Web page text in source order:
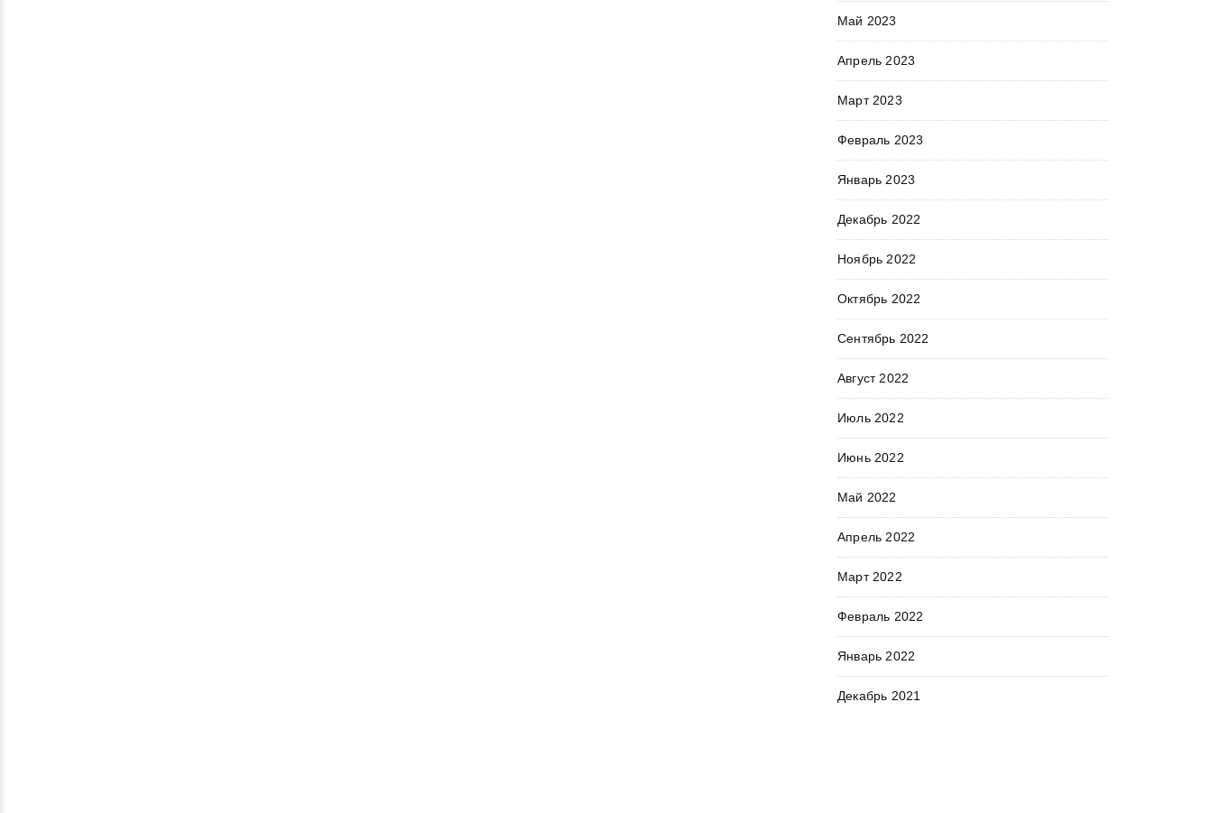
Май 2023
Апрель 2023
Март 2023
Февраль 2023
Январь 2023
Декабрь 2022
Ноябрь 2022
Октябрь 2022
Сентябрь 2022
Август 2022
Июль 2022
Июнь 2022
Май 2022
Апрель 2022
Март 2022
Февраль 2022
Январь 2022
Декабрь 2021